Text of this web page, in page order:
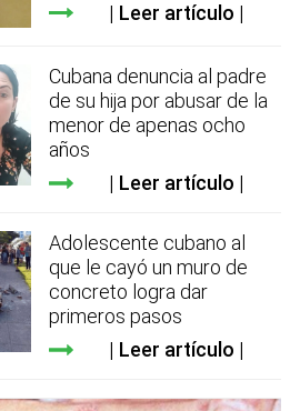
Leer artículo
Cubana denuncia al padre
de su hija por abusar de la
menor de apenas ocho
años
Leer artículo
Adolescente cubano al
que le cayó un muro de
concreto logra dar
primeros pasos
Leer artículo